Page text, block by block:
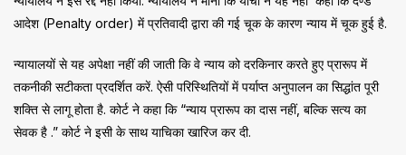
आदेश (Penalty order) में प्रतिवादी द्वारा की गई चूक के कारण न्याय में चूक हुई है.
न्यायालयों से यह अपेक्षा नहीं की जाती कि वे न्याय को दरकिनार करते हुए प्रारूप में
तकनीकी सटीकता प्रदर्शित करें. ऐसी परिस्थितियों में पर्याप्त अनुपालन का सिद्धांत पूरी
शक्ति से लागू होता है. कोर्ट ने कहा कि “न्याय प्रारूप का दास नहीं, बल्कि सत्य का
सेवक है .” कोर्ट ने इसी के साथ याचिका खारिज कर दी.